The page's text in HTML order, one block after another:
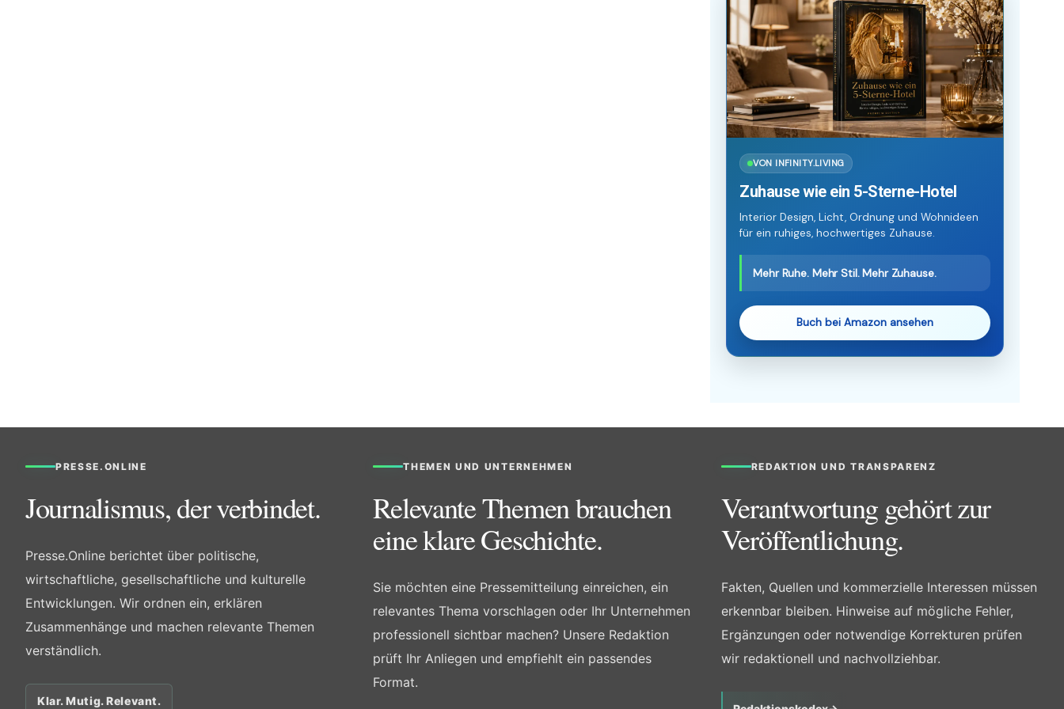
VON INFINITY.LIVING
Zuhause wie ein 5-Sterne-Hotel
Interior Design, Licht, Ordnung und Wohnideen
für ein ruhiges, hochwertiges Zuhause.
Mehr Ruhe. Mehr Stil. Mehr Zuhause.
Buch bei Amazon ansehen
PRESSE.ONLINE
Journalismus, der verbindet.
Presse.Online berichtet über politische,
wirtschaftliche, gesellschaftliche und kulturelle
Entwicklungen. Wir ordnen ein, erklären
Zusammenhänge und machen relevante Themen
verständlich.
Klar. Mutig. Relevant.
THEMEN UND UNTERNEHMEN
Relevante Themen brauchen
eine klare Geschichte.
Sie möchten eine Pressemitteilung einreichen, ein
relevantes Thema vorschlagen oder Ihr Unternehmen
professionell sichtbar machen? Unsere Redaktion
prüft Ihr Anliegen und empfiehlt ein passendes
Format.
REDAKTION UND TRANSPARENZ
Verantwortung gehört zur
Veröffentlichung.
Fakten, Quellen und kommerzielle Interessen müssen
erkennbar bleiben. Hinweise auf mögliche Fehler,
Ergänzungen oder notwendige Korrekturen prüfen
wir redaktionell und nachvollziehbar.